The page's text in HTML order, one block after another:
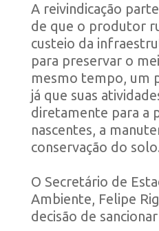
A reivindicação
de que o produtor
custeio da
para preservar o
mesmo tempo, um
já que suas
diretamente para a
nascentes, a
conservação do
O Secretário de
Ambiente, Felipe
decisão de